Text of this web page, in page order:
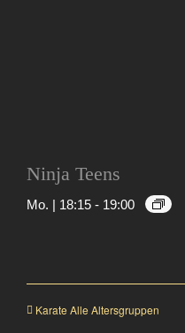
Ninja Teens
Mo. | 18:15 - 19:00
Karate Alle Altersgruppen